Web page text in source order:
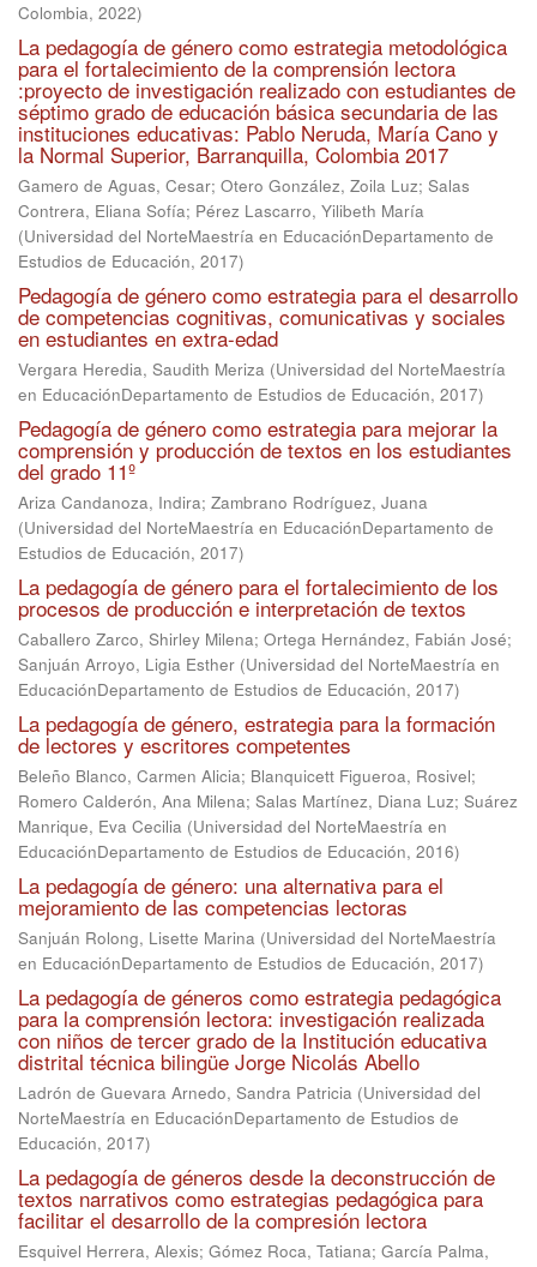
Colombia, 2022)
La pedagogía de género como estrategia metodológica
para el fortalecimiento de la comprensión lectora
:proyecto de investigación realizado con estudiantes de
séptimo grado de educación básica secundaria de las
instituciones educativas: Pablo Neruda, María Cano y
la Normal Superior, Barranquilla, Colombia 2017
Gamero de Aguas, Cesar; Otero González, Zoila Luz; Salas
Contrera, Eliana Sofía; Pérez Lascarro, Yilibeth María
(Universidad del NorteMaestría en EducaciónDepartamento de
Estudios de Educación, 2017)
Pedagogía de género como estrategia para el desarrollo
de competencias cognitivas, comunicativas y sociales
en estudiantes en extra-edad
Vergara Heredia, Saudith Meriza (Universidad del NorteMaestría
en EducaciónDepartamento de Estudios de Educación, 2017)
Pedagogía de género como estrategia para mejorar la
comprensión y producción de textos en los estudiantes
del grado 11º
Ariza Candanoza, Indira; Zambrano Rodríguez, Juana
(Universidad del NorteMaestría en EducaciónDepartamento de
Estudios de Educación, 2017)
La pedagogía de género para el fortalecimiento de los
procesos de producción e interpretación de textos
Caballero Zarco, Shirley Milena; Ortega Hernández, Fabián José;
Sanjuán Arroyo, Ligia Esther (Universidad del NorteMaestría en
EducaciónDepartamento de Estudios de Educación, 2017)
La pedagogía de género, estrategia para la formación
de lectores y escritores competentes
Beleño Blanco, Carmen Alicia; Blanquicett Figueroa, Rosivel;
Romero Calderón, Ana Milena; Salas Martínez, Diana Luz; Suárez
Manrique, Eva Cecilia (Universidad del NorteMaestría en
EducaciónDepartamento de Estudios de Educación, 2016)
La pedagogía de género: una alternativa para el
mejoramiento de las competencias lectoras
Sanjuán Rolong, Lisette Marina (Universidad del NorteMaestría
en EducaciónDepartamento de Estudios de Educación, 2017)
La pedagogía de géneros como estrategia pedagógica
para la comprensión lectora: investigación realizada
con niños de tercer grado de la Institución educativa
distrital técnica bilingüe Jorge Nicolás Abello
Ladrón de Guevara Arnedo, Sandra Patricia (Universidad del
NorteMaestría en EducaciónDepartamento de Estudios de
Educación, 2017)
La pedagogía de géneros desde la deconstrucción de
textos narrativos como estrategias pedagógica para
facilitar el desarrollo de la compresión lectora
Esquivel Herrera, Alexis; Gómez Roca, Tatiana; García Palma,